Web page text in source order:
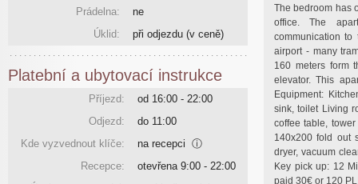
The bedroom has
office. The
communication to
airport - many
160 meters form
elevator. This
Equipment:
sink, toilet Living
coffee table,
140x200 fold out
dryer, vacuum
Key pick up: 12
paid 30€ or 120
Prádelna:
ne
Úklid:
při odjezdu (v ceně)
Platební a ubytovací instrukce
Příjezd:
od 16:00 - 22:00
Odjezd:
do 11:00
Kde vyzvednout klíče:
na recepci ⓘ
Recepce:
otevřena 9:00 - 22:00